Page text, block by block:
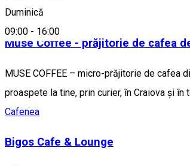
Duminică
09:00 - 16:00
Cafenea
Muse Coffee - prăjitorie de cafea
MUSE COFFEE – micro-prăjitorie de cafea
proaspete la tine, prin curier, în Craiova și în
Cafenea
Bigos Cafe & Lounge